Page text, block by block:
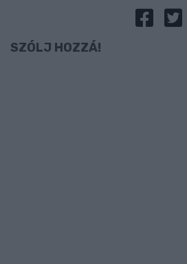
SZÓLJ HOZZÁ!